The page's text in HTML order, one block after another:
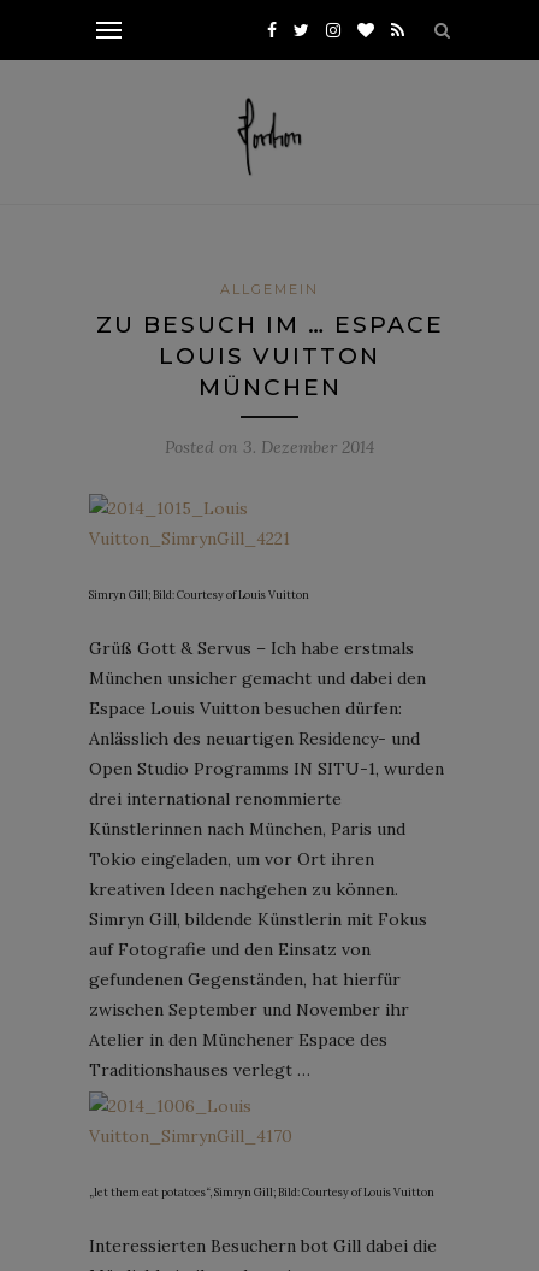
ALLGEMEIN
ZU BESUCH IM … ESPACE
LOUIS VUITTON
MÜNCHEN
Posted on 3. Dezember 2014
Simryn Gill; Bild: Courtesy of Louis Vuitton
Grüß Gott & Servus – Ich habe erstmals
München unsicher gemacht und dabei den
Espace Louis Vuitton besuchen dürfen:
Anlässlich des neuartigen Residency- und
Open Studio Programms IN SITU-1, wurden
drei international renommierte
Künstlerinnen nach München, Paris und
Tokio eingeladen, um vor Ort ihren
kreativen Ideen nachgehen zu können.
Simryn Gill, bildende Künstlerin mit Fokus
auf Fotografie und den Einsatz von
gefundenen Gegenständen, hat hierfür
zwischen September und November ihr
Atelier in den Münchener Espace des
Traditionshauses verlegt …
„let them eat potatoes“, Simryn Gill; Bild: Courtesy of Louis Vuitton
Interessierten Besuchern bot Gill dabei die